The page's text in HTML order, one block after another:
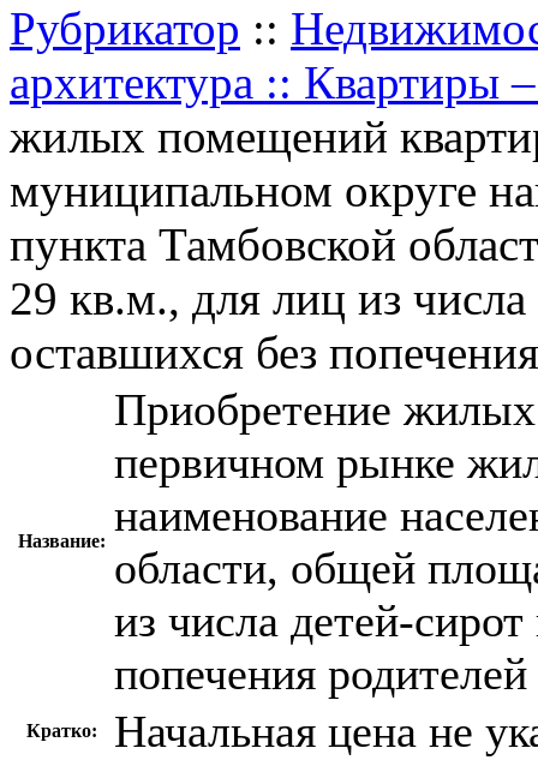
Рубрикатор ::
архитектура :: Квартиры
жилых помещений
муниципальном округе
пункта Тамбовской
29 кв.м., для лиц из
оставшихся без
Название:
Приобретение
первичном рынке
наименование
области, общей
из числа детей-
попечения родителей
Кратко: Начальная цена не